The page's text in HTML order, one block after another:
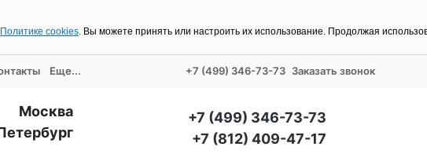
Политике cookies. Вы можете принять или настроить их использование. Продолжая
Еще... +7 (499) 346-73-73 Заказать звонок
Москва
+7 (499) 346-73-73
+7 (812) 409-47-17